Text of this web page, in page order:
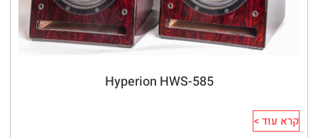
Hyperion HWS-585
קרא עוד >